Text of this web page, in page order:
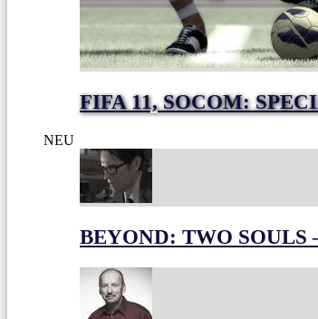
FIFA 11, SOCOM:
NEU
BEYOND: TWO